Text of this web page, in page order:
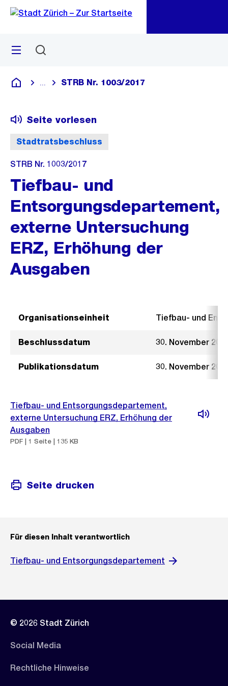
Navigation
Sprunglink
Menü
Deutsch
Blende alle Breadcrumbs ein
STRB Nr. 1003/2017
Stadtratsbeschluss
Seite vorlesen
STRB Nr. 1003/2017
Tiefbau- und
Entsorgungsdepartement,
externe Untersuchung
ERZ, Erhöhung der
Ausgaben
Organisationseinheit Tiefbau- und
Beschlussdatum 30. November
Publikationsdatum 30. November
Tiefbau- und Entsorgungsdepartement,
externe Untersuchung ERZ, Erhöhung der
Ausgaben
PDF | 1 Seite | 135 KB
Seite drucken
Für diesen Inhalt verantwortlich
Tiefbau- und Entsorgungsdepartement
© 2026 Stadt Zürich
Social Media
Rechtliche Hinweise